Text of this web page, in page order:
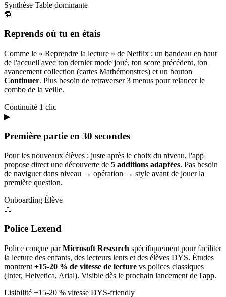
Synthèse Table dominante
🔁
Reprends où tu en étais
Comme le « Reprendre la lecture » de Netflix : un bandeau en haut
de l'accueil avec ton dernier mode joué, ton score précédent, ton
avancement collection (cartes Mathémonstres) et un bouton
Continuer. Plus besoin de retraverser 3 menus pour relancer le
combo de la veille.
Continuité 1 clic
▶
Première partie en 30 secondes
Pour les nouveaux élèves : juste après le choix du niveau, l'app
propose direct une découverte de 5 additions adaptées. Pas besoin
de naviguer dans niveau → opération → style avant de jouer la
première question.
Onboarding Élève
📖
Police Lexend
Police conçue parMicrosoft Research spécifiquement pour faciliter
la lecture des enfants, des lecteurs lents et des élèves DYS. Études
montrent +15-20 % de vitesse de lecture vs polices classiques
(Inter, Helvetica, Arial). Visible dès le prochain lancement de l'app.
Lisibilité +15-20 % vitesse DYS-friendly